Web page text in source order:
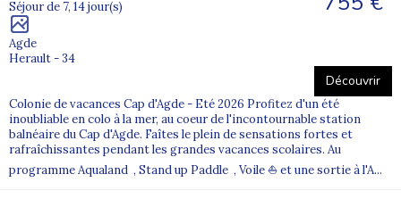
Séjour de 7, 14 jour(s)
Agde
Herault - 34
Découvrir
Colonie de vacances Cap d'Agde - Eté 2026 Profitez d'un été
inoubliable en colo à la mer, au coeur de l'incontournable station
balnéaire du Cap d'Agde. Faîtes le plein de sensations fortes et
rafraîchissantes pendant les grandes vacances scolaires. Au
programme Aqualand , Stand up Paddle , Voile ⛵ et une sortie à l'A...